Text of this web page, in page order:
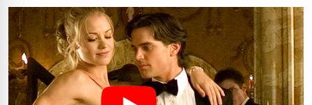
RECOMENDADOPARA VOCÊ
✕